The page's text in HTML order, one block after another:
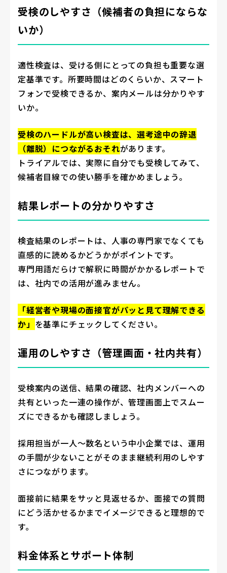
受検のしやすさ（候補者の負担にならな
いか）
適性検査は、受ける側にとっての負担も重要な選
定基準です。所要時間はどのくらいか、スマート
フォンで受検できるか、案内メールは分かりやす
いか。
受検のハードルが高い検査は、選考途中の辞退
（離脱）につながるおそれがあります。
トライアルでは、実際に自分でも受検してみて、
候補者目線での使い勝手を確かめましょう。
結果レポートの分かりやすさ
検査結果のレポートは、人事の専門家でなくても
直感的に読めるかどうかがポイントです。
専門用語だらけで解釈に時間がかかるレポートで
は、社内での活用が進みません。
「経営者や現場の面接官がパッと見て理解できる
か」 を基準にチェックしてください。
運用のしやすさ（管理画面・社内共有）
受検案内の送信、結果の確認、社内メンバーへの
共有といった一連の操作が、管理画面上でスムー
ズにできるかも確認しましょう。
採用担当が一人〜数名という中小企業では、運用
の手間が少ないことがそのまま継続利用のしやす
さにつながります。
面接前に結果をサッと見返せるか、面接での質問
にどう活かせるかまでイメージできると理想的で
す。
料金体系とサポート体制